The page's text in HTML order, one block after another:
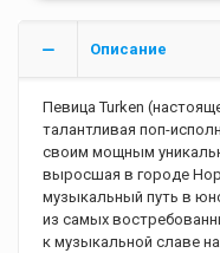
Описание
Певица Turken
талантливая поп-
своим мощным
выросшая в городе
музыкальный путь в
из самых
к музыкальной славе